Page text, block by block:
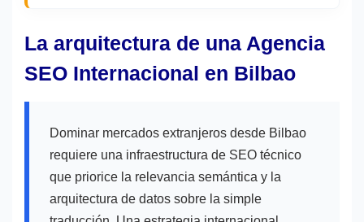
La arquitectura de una Agencia
SEO Internacional en Bilbao
Dominar mercados extranjeros desde Bilbao
requiere una infraestructura de SEO técnico
que priorice la relevancia semántica y la
arquitectura de datos sobre la simple